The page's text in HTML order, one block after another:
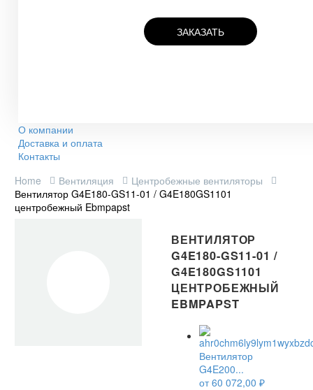
ЗАКАЗАТЬ
О компании
Доставка и оплата
Контакты
Home
Вентиляция
Центробежные вентиляторы
Вентилятор G4E180-GS11-01 / G4E180GS1101
центробежный Ebmpapst
ВЕНТИЛЯТОР
G4E180-GS11-01 /
G4E180GS1101
ЦЕНТРОБЕЖНЫЙ
EBMPAPST
Вентилятор
G4E200...
от60 072,00 ₽